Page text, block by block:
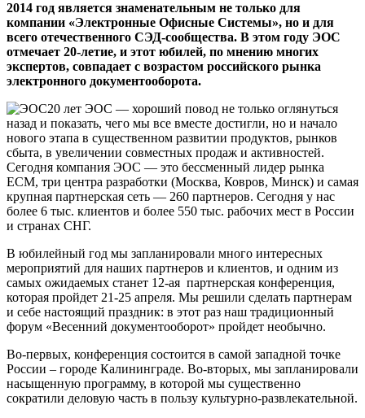
2014 год является знаменательным не только для
компании «Электронные Офисные Системы», но и для
всего отечественного СЭД-сообщества. В этом году ЭОС
отмечает 20-летие, и этот юбилей, по мнению многих
экспертов, совпадает с возрастом российского рынка
электронного документооборота.
20 лет ЭОС — хороший повод не только оглянуться
назад и показать, чего мы все вместе достигли, но и начало
нового этапа в существенном развитии продуктов, рынков
сбыта, в увеличении совместных продаж и активностей.
Сегодня компания ЭОС — это бессменный лидер рынка
ECM, три центра разработки (Москва, Ковров, Минск) и самая
крупная партнерская сеть — 260 партнеров. Сегодня у нас
более 6 тыс. клиентов и более 550 тыс. рабочих мест в России
и странах СНГ.
В юбилейный год мы запланировали много интересных
мероприятий для наших партнеров и клиентов, и одним из
самых ожидаемых станет 12-ая партнерская конференция,
которая пройдет 21-25 апреля. Мы решили сделать партнерам
и себе настоящий праздник: в этот раз наш традиционный
форум «Весенний документооборот» пройдет необычно.
Во-первых, конференция состоится в самой западной точке
России – городе Калининграде. Во-вторых, мы запланировали
насыщенную программу, в которой мы существенно
сократили деловую часть в пользу культурно-развлекательной.